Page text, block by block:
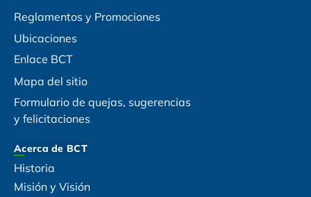
Reglamentos y Promociones
Ubicaciones
Enlace BCT
Mapa del sitio
Formulario de quejas, sugerencias
y felicitaciones
Acerca de BCT
Historia
Misión y Visión